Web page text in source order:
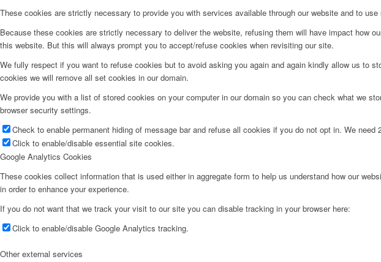
These cookies are strictly necessary to provide you with services available through our website and to
Because these cookies are strictly necessary to deliver the website, refusing them will have impact how
this website. But this will always prompt you to accept/refuse cookies when revisiting our site.
We fully respect if you want to refuse cookies but to avoid asking you again and again kindly allow us to
cookies we will remove all set cookies in our domain.
We provide you with a list of stored cookies on your computer in our domain so you can check what we
browser security settings.
Check to enable permanent hiding of message bar and refuse all cookies if you do not opt in. We
Click to enable/disable essential site cookies.
Google Analytics Cookies
These cookies collect information that is used either in aggregate form to help us understand how our
in order to enhance your experience.
If you do not want that we track your visit to our site you can disable tracking in your browser here:
Click to enable/disable Google Analytics tracking.
Other external services